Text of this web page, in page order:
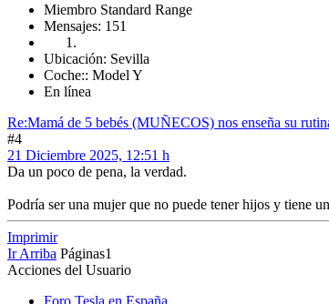
Miembro Standard Range
Mensajes: 151
Ubicación: Sevilla
Coche:: Model Y
En línea
Re:Mamá de 5 bebés (MUÑECOS) nos enseña su
#4
21 Diciembre 2025, 12:51 h
Da un poco de pena, la verdad.
Podría ser una mujer que no puede tener hijos y tiene
Imprimir
Ir Arriba Páginas1
Acciones del Usuario
Foro Tesla en España